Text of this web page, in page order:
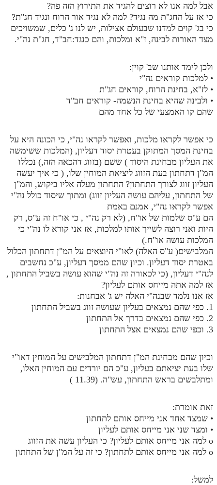
אבל למה אנו לא רוצים להגיד את התירוץ הזה פה?
כי אז על החג"ת מה נגיד? למה לא נגיד אור הרוח ונגיד חג"ת?
כי בג' קוים למדנו שבעולם אצילות, יש לנו ג' כלים, שמשויכים
מצד האורות לבינה, ז"א ומלכות, והם כנגד:חב"ד, חג"ת נה"י.
ולכן לימד אותנו שב' קוין:
• למלכות קוראים נה"י
• לז"א, בחינת הרוח, קוראים חג"ת
• ולבינה שהיא בחינת הנשמה- קוראים חב"ד
שהם קו האמצעי של כל אחד מהם
כי אפשר לקראו מלכות, ואפשר לקראו נה"י, כי הכונה היא על
בחינת המסך המתוקן בעטרת יסוד דעליון, (המלכות ששימשה
את העליון מבחינת היסוד ) ששם (בזווג דהכאה הזה,) נכללו
המ"ן דתחתון בעת הזווג ליציאת המוחין שלו, ( כי איך יעשה
העליון זווג לצורך התחתון? התחתון מעלה אליו ביקוש, והמ"ן
של התחתון, עליהם עושה העליון זווג) ומתוך שיסוד כולל נה"י
אפשר לקראו נה"י, אמנם באמת
הם ע"ס שלמות של או"ח, (לא רק נה"י , כי או"ח זה ע"ס, רק
היות ואני רוצה לשייך אותו למלכות, אז אני קורא לו נה"י כי
המלכות עושה או"ח.)
המלבישים( ע"ס האלה) לאו"י היוצאים על המ"ן דתחתון הכלול
באטרת יסוד דעליון. וכיון שהם ממסך דעליון, ע"כ נחשבים
לנה"י דעליון, (כי לכאורה זה נה"י שהוא עושה בשביל התחתון ,
אז למה אתה מייחס אותם לעליון?
אז אנו נלמד שבנה"י האלה יש ג' אבחנות:
1. כפי שהם נמצאים בעליון שעושה זווג בשביל התחתון
2. כפי שהם נמצאים בדרך אל התחתון
3. וכפי שהם נמצאים אצל התחתון
וכיון שהם מבחינת המ"ן דתחתון המלבישים על המוחין דאו"י
שלו בעת יציאתם בעליון, ע"כ הם יורדים עם המוחין האלו,
ומתלבשים בראש התחתון, עש"ה. (11.39 )
זאת אומרת:
• שמצד אחד אני מייחס אותם לתחתון
• ומצד שני אני מייחס אותם לעליון
o למה אני מייחס אותם לעליון? כי העליון עשה את הזווג
o למה אני מייחס אותם לתחתון? כי זה על המ"ן של התחתון
למשל: